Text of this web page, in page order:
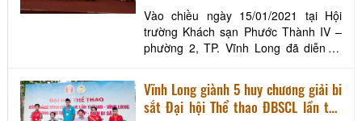
Vào chiều ngày 15/01/2021 tại Hội
trường Khách sạn Phước Thành IV –
phường 2, TP. Vĩnh Long đã diễn ra
Long, nhiệm kỳ III (2020 – 2025). Đến
tham dự và chỉ đạo đại hội có đồng
chí Nguyễn Thị Quyên Thanh – Tỉnh
Vĩnh Long giành 5 huy chương giải bi
sắt Đại hội Thể thao ĐBSCL lần thứ